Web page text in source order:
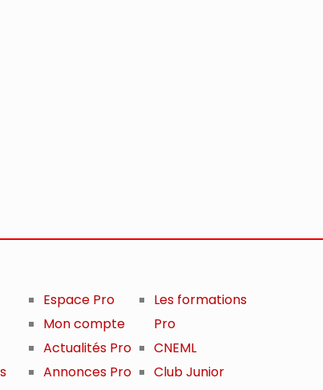
Espace Pro
Mon compte
Actualités Pro
Annonces Pro
Les formations
Pro
CNEML
Club Junior